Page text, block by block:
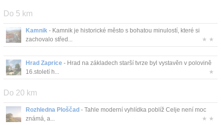
Atrakce
O nás
Kontakt
Do 5 km
Kamnik - Kamnik je historické město s bohatou minulostí, které si
zachovalo střed...
★ ★
Hrad Zaprice - Hrad na základech starší tvrze byl vystavěn v polovině
16.století h...
★
Do 20 km
Rozhledna Ploščad - Tahle moderní vyhlídka poblíž Celje není moc
známá, a...
★ ★